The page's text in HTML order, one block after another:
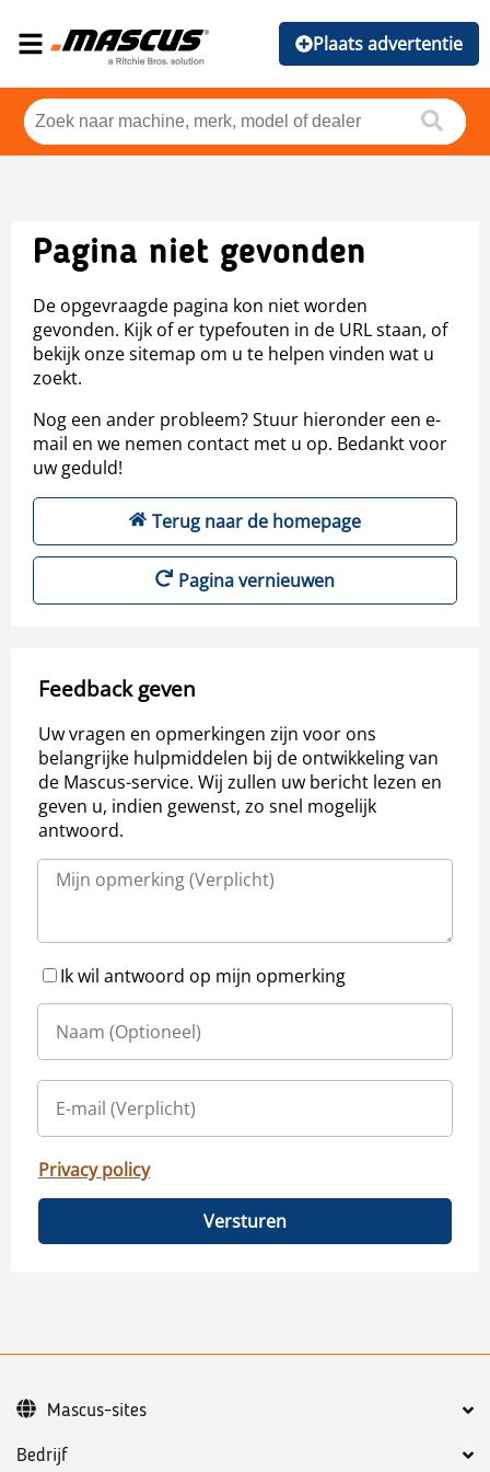
Plaats advertentie
Pagina niet gevonden
De opgevraagde pagina kon niet worden
gevonden. Kijk of er typefouten in de URL staan, of
bekijk onze sitemap om u te helpen vinden wat u
zoekt.
Nog een ander probleem? Stuur hieronder een e-
mail en we nemen contact met u op. Bedankt voor
uw geduld!
Terug naar de homepage
Pagina vernieuwen
Feedback geven
Uw vragen en opmerkingen zijn voor ons
belangrijke hulpmiddelen bij de ontwikkeling van
de Mascus-service. Wij zullen uw bericht lezen en
geven u, indien gewenst, zo snel mogelijk
antwoord.
Ik wil antwoord op mijn opmerking
Privacy policy
Versturen
Bedrijf
Mascus-sites